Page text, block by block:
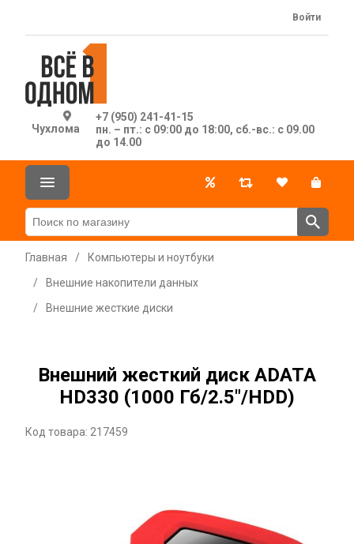
Чухлома
+7 (950) 241-41-15
пн. – пт.: с 09:00 до 18:00, сб.-вс.: с 09.00
до 14.00
Войти
Главная /
Компьютеры и ноутбуки
/
Внешние накопители данных
/
Внешние жесткие диски
Внешний жесткий диск ADATA
HD330 (1000 Гб/2.5"/HDD)
Код товара: 217459